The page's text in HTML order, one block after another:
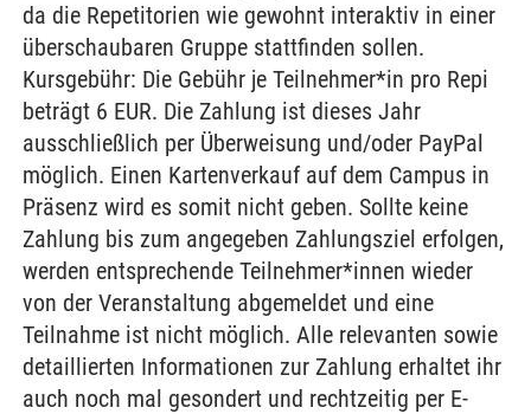
da die Repetitorien wie gewohnt interaktiv in einer
überschaubaren Gruppe stattfinden sollen.
Kursgebühr: Die Gebühr je Teilnehmer*in pro Repi
beträgt 6 EUR. Die Zahlung ist dieses Jahr
ausschließlich per Überweisung und/oder PayPal
möglich. Einen Kartenverkauf auf dem Campus in
Präsenz wird es somit nicht geben. Sollte keine
Zahlung bis zum angegeben Zahlungsziel erfolgen,
werden entsprechende Teilnehmer*innen wieder
von der Veranstaltung abgemeldet und eine
Teilnahme ist nicht möglich. Alle relevanten sowie
detaillierten Informationen zur Zahlung erhaltet ihr
auch noch mal gesondert und rechtzeitig per E-